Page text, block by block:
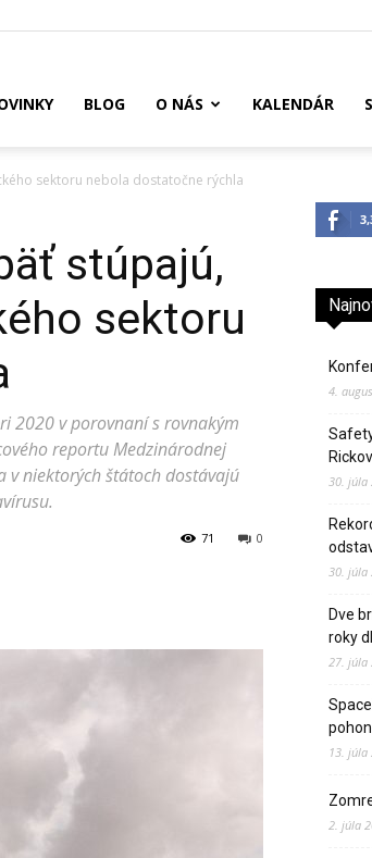
BLOG O NÁS KALENDÁR
sektoru nebola dostatočne rýchla
stúpajú,
sektoru
2020 v porovnaní s rovnakým
reportu Medzinárodnej
v niektorých štátoch dostávajú
0
71
4.
30. júla
30. júla
Dve
roky
27. júla
13. júla
2. júla